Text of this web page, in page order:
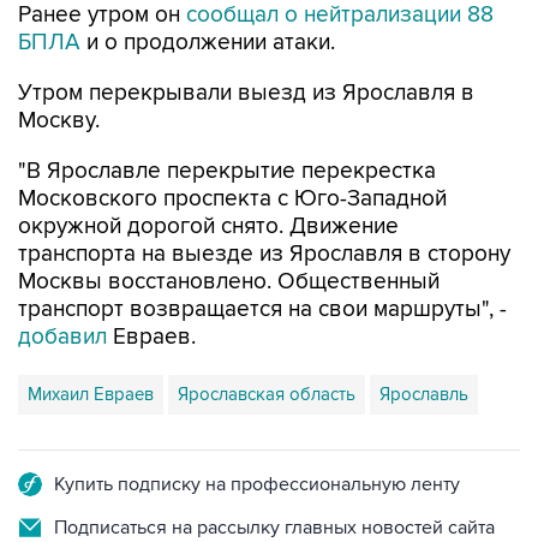
Ранее утром он сообщал о нейтрализации 88
БПЛА и о продолжении атаки.
Утром перекрывали выезд из Ярославля в
Москву.
"В Ярославле перекрытие перекрестка
Московского проспекта с Юго-Западной
окружной дорогой снято. Движение
транспорта на выезде из Ярославля в сторону
Москвы восстановлено. Общественный
транспорт возвращается на свои маршруты", -
добавил Евраев.
Михаил Евраев Ярославская область Ярославль
Купить подписку на профессиональную ленту
Подписаться на рассылку главных новостей сайта